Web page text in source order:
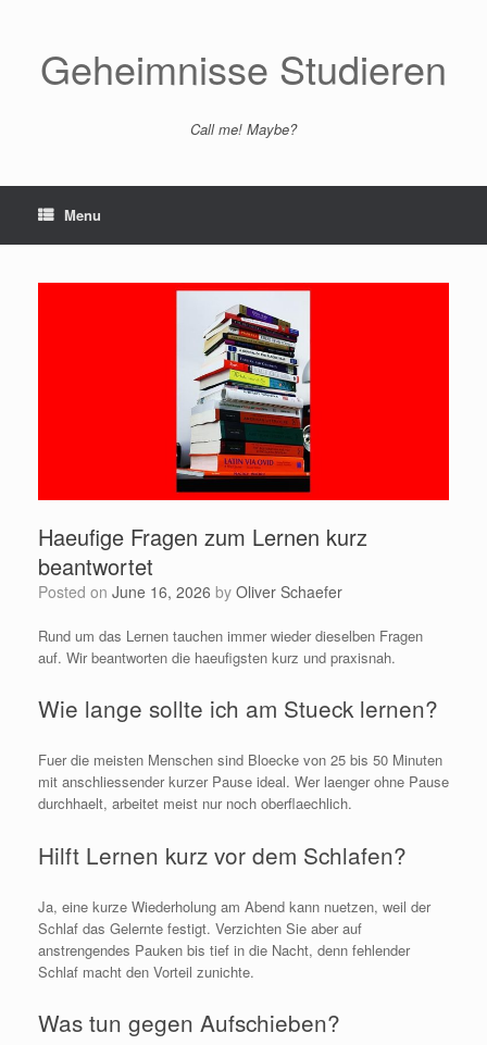
Geheimnisse Studieren
Call me! Maybe?
Menu
Haeufige Fragen zum Lernen kurz
beantwortet
Posted on June 16, 2026 by Oliver Schaefer
Rund um das Lernen tauchen immer wieder dieselben Fragen
auf. Wir beantworten die haeufigsten kurz und praxisnah.
Wie lange sollte ich am Stueck lernen?
Fuer die meisten Menschen sind Bloecke von 25 bis 50 Minuten
mit anschliessender kurzer Pause ideal. Wer laenger ohne Pause
durchhaelt, arbeitet meist nur noch oberflaechlich.
Hilft Lernen kurz vor dem Schlafen?
Ja, eine kurze Wiederholung am Abend kann nuetzen, weil der
Schlaf das Gelernte festigt. Verzichten Sie aber auf
anstrengendes Pauken bis tief in die Nacht, denn fehlender
Schlaf macht den Vorteil zunichte.
Was tun gegen Aufschieben?